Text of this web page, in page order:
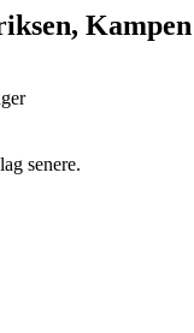
senere.